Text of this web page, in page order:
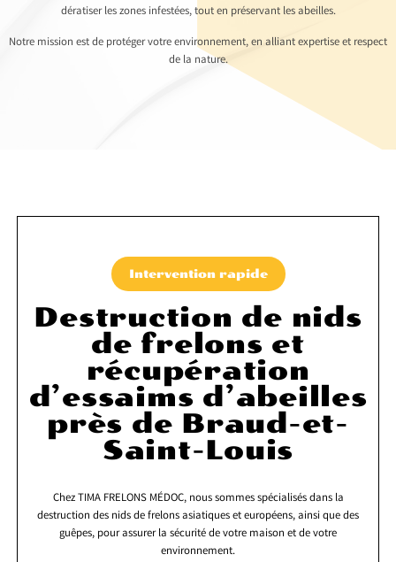
dératiser les zones infestées, tout en préservant les abeilles.
Notre mission est de protéger votre environnement, en alliant expertise et respect
de la nature.
Intervention rapide
Destruction de nids
de frelons et
récupération
d’essaims d’abeilles
près de Braud-et-
Saint-Louis
Chez TIMA FRELONS MÉDOC, nous sommes spécialisés dans la
destruction des nids de frelons asiatiques et européens, ainsi que des
guêpes, pour assurer la sécurité de votre maison et de votre
environnement.